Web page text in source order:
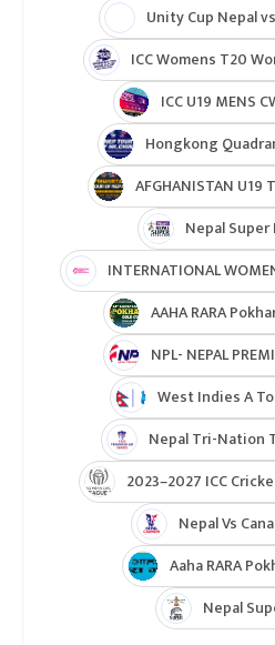
Unity Cup Nepal
ICC Womens T20
ICC U19 MENS
Hongkong
AFGHANISTAN U19
Nepal Super
INTERNATIONAL
AAHA RARA
NPL- NEPAL
West Indies A
Nepal Tri-Nation
2023–2027 ICC
Nepal Vs
Aaha RARA
Nepal